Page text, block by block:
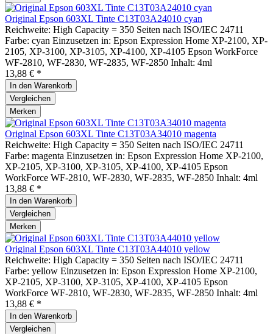
Original Epson 603XL Tinte C13T03A24010 cyan
Reichweite: High Capacity = 350 Seiten nach ISO/IEC 24711
Farbe: cyan Einzusetzen in: Epson Expression Home XP-2100, XP-
2105, XP-3100, XP-3105, XP-4100, XP-4105 Epson WorkForce
WF-2810, WF-2830, WF-2835, WF-2850 Inhalt: 4ml
13,88 € *
In den Warenkorb
Vergleichen
Merken
Original Epson 603XL Tinte C13T03A34010 magenta
Reichweite: High Capacity = 350 Seiten nach ISO/IEC 24711
Farbe: magenta Einzusetzen in: Epson Expression Home XP-2100,
XP-2105, XP-3100, XP-3105, XP-4100, XP-4105 Epson
WorkForce WF-2810, WF-2830, WF-2835, WF-2850 Inhalt: 4ml
13,88 € *
In den Warenkorb
Vergleichen
Merken
Original Epson 603XL Tinte C13T03A44010 yellow
Reichweite: High Capacity = 350 Seiten nach ISO/IEC 24711
Farbe: yellow Einzusetzen in: Epson Expression Home XP-2100,
XP-2105, XP-3100, XP-3105, XP-4100, XP-4105 Epson
WorkForce WF-2810, WF-2830, WF-2835, WF-2850 Inhalt: 4ml
13,88 € *
In den Warenkorb
Vergleichen